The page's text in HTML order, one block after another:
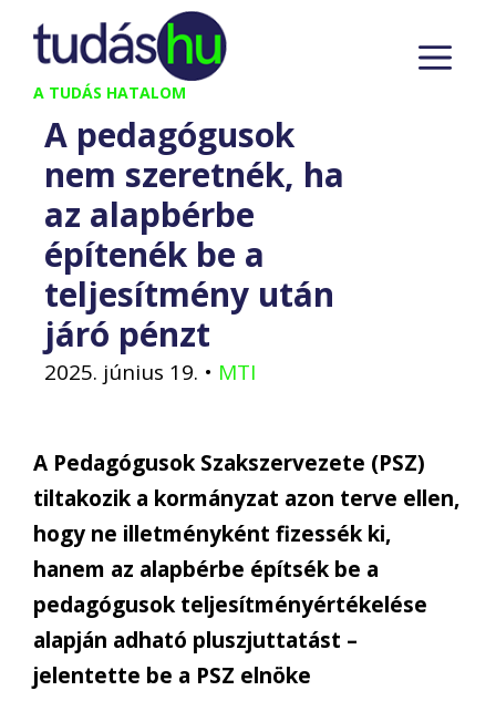
Kilépés
tartalomba
A TUDÁS HATALOM
A pedagógusok
nem szeretnék, ha
az alapbérbe
építenék be a
teljesítmény után
járó pénzt
2025. június 19. • MTI
A Pedagógusok Szakszervezete (PSZ)
tiltakozik a kormányzat azon terve ellen,
hogy ne illetményként fizessék ki,
hanem az alapbérbe építsék be a
pedagógusok teljesítményértékelése
alapján adható pluszjuttatást –
jelentette be a PSZ elnöke